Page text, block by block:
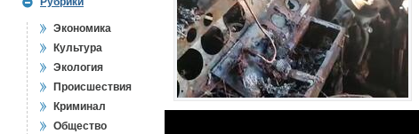
Экономика
Культура
Экология
Происшествия
Криминал
Общество